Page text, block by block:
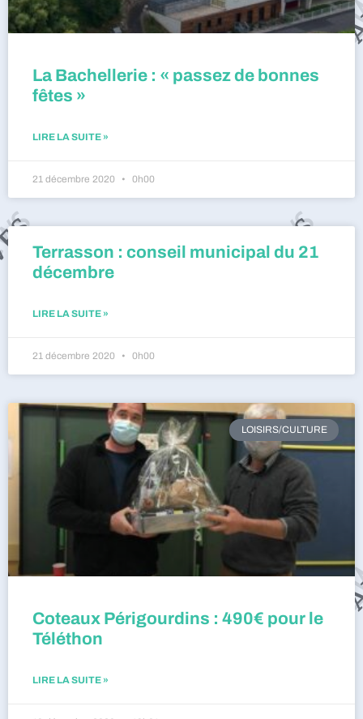
La Bachellerie : « passez de bonnes
fêtes »
LIRE LA SUITE »
21 décembre 2020 0h00
Terrasson : conseil municipal du 21
décembre
LIRE LA SUITE »
21 décembre 2020 0h00
LOISIRS/CULTURE
Coteaux Périgourdins : 490€ pour le
Téléthon
LIRE LA SUITE »